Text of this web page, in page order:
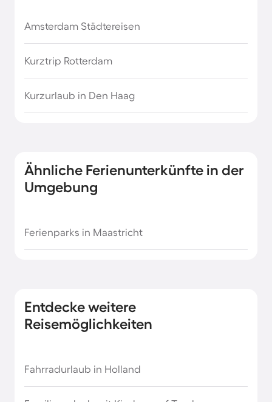
Amsterdam Städtereisen
Kurztrip Rotterdam
Kurzurlaub in Den Haag
Ähnliche Ferienunterkünfte in der
Umgebung
Ferienparks in Maastricht
Entdecke weitere
Reisemöglichkeiten
Fahrradurlaub in Holland